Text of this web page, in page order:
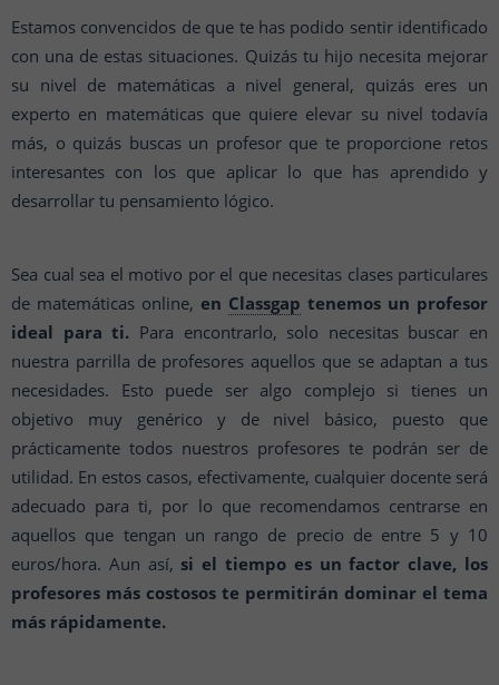
Estamos convencidos de que te has podido sentir identificado
con una de estas situaciones. Quizás tu hijo necesita mejorar
su nivel de matemáticas a nivel general, quizás eres un
experto en matemáticas que quiere elevar su nivel todavía
más, o quizás buscas un profesor que te proporcione retos
interesantes con los que aplicar lo que has aprendido y
desarrollar tu pensamiento lógico.
Sea cual sea el motivo por el que necesitas clases particulares
de matemáticas online, en Classgap tenemos un profesor
ideal para ti. Para encontrarlo, solo necesitas buscar en
nuestra parrilla de profesores aquellos que se adaptan a tus
necesidades. Esto puede ser algo complejo si tienes un
objetivo muy genérico y de nivel básico, puesto que
prácticamente todos nuestros profesores te podrán ser de
utilidad. En estos casos, efectivamente, cualquier docente será
adecuado para ti, por lo que recomendamos centrarse en
aquellos que tengan un rango de precio de entre 5 y 10
euros/hora. Aun así, si el tiempo es un factor clave, los
profesores más costosos te permitirán dominar el tema
más rápidamente.